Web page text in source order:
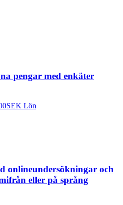
pengar med enkäter
Lön
onlineundersökningar och
eller på språng